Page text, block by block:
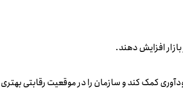
افزایش دهند.
کمک کند و سازمان را در موقعیت رقابتی بهتری